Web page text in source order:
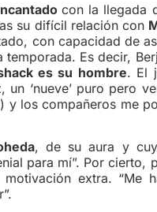
con la llegada
su difícil relación con
con capacidad de
Es decir,
es su hombre. El
‘nueve’ puro pero
los compañeros me
, de su aura y
para mí”. Por cierto,
extra. “Me